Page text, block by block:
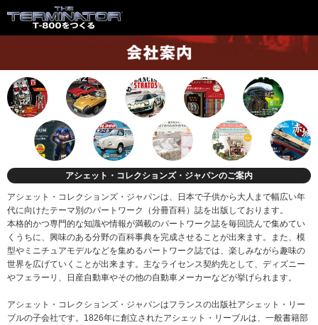
アシェット・コレクションズ・ジャパンのご案内
アシェット・コレクションズ・ジャパンは、日本で子供から大人まで幅広い年
代に向けたテーマ別のパートワーク（分冊百科）誌を出版しております。
本格的かつ専門的な知識や情報が満載のパートワーク誌を毎回読んで集めてい
くうちに、興味のある分野の百科事典を完成させることが出来ます。また、模
型やミニチュアモデルなどを集めるパートワーク誌では、楽しみながら趣味の
世界を広げていくことが出来ます。主なライセンス契約先として、ディズニー
やフェラーリ、日産自動車やその他の自動車メーカーなどが挙げられます。
アシェット・コレクションズ・ジャパンはフランスの出版社アシェット・リー
ブルの子会社です。1826年に創立されたアシェット・リーブルは、一般書籍部